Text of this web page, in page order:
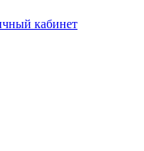
кабинет